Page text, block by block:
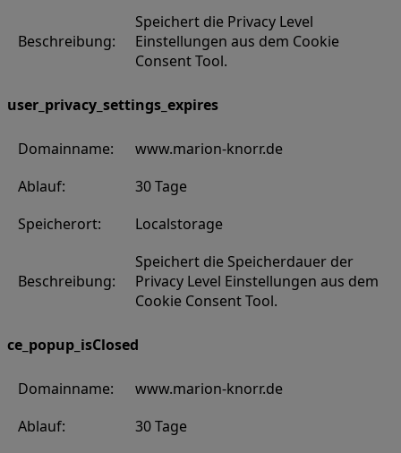
Beschreibung:
Speichert die Privacy Level
Einstellungen aus dem Cookie
Consent Tool.
user_privacy_settings_expires
Domainname:
www.marion-knorr.de
Ablauf:
30 Tage
Speicherort:
Localstorage
Beschreibung:
Speichert die Speicherdauer der
Privacy Level Einstellungen aus dem
Cookie Consent Tool.
ce_popup_isClosed
Domainname:
www.marion-knorr.de
Ablauf:
30 Tage